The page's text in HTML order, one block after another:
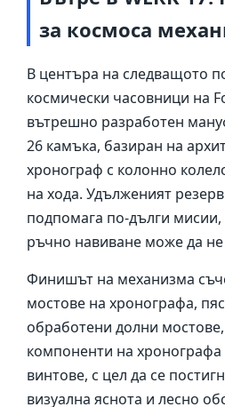
за космоса
В центъра на следващото
космически часовници на
вътрешно разработен
26 камъка, базиран на
хронограф с колонно
на хода. Удълженият
подпомага по-дълги мисии,
ръчно навиване може да
Финишът на механизма
мостове на хронографа,
обработени долни
компоненти на
винтове, с цел да се
визуална яснота и лесно